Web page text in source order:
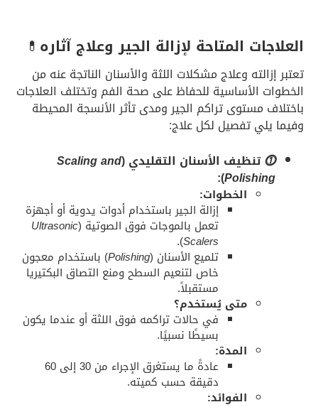
العلاجات المتاحة لإزالة الجير وعلاج آثاره 💊
تعتبر إزالته وعلاج مشكلات اللثة والأسنان الناتجة عنه من
الخطوات الأساسية للحفاظ على صحة الفم وتختلف العلاجات
باختلاف مستوى تراكم الجير ومدى تأثر الأنسجة المحيطة
وفيما يلي تفصيل لكل علاج:
⓵تنظيف الأسنان التقليدي (Scaling and
Polishing
):
الخطوات:
إزالة الجير باستخدام أدوات يدوية أو أجهزة
تعمل بالموجات فوق الصوتية (Ultrasonic
Scalers
).
تلميع الأسنان (Polishing) باستخدام معجون
خاص لتنعيم السطح ومنع التصاق البكتيريا
مستقبلاً.
متى يُستخدم؟
في حالات تراكمه فوق اللثة أو عندما يكون
بسيطًا نسبيًا.
المدة:
عادةً ما يستغرق الإجراء من 30 إلى 60
دقيقة حسب كميته.
الفوائد: